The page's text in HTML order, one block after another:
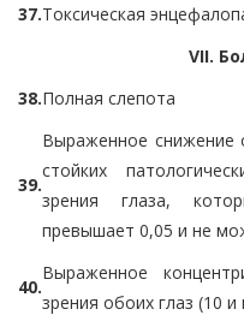
37.Токсическая
VII.
38.Полная слепота
39.
Выраженное снижение
стойких
зрения глаза,
превышает 0,05 и не
40.
Выраженное
зрения обоих глаз (10 и